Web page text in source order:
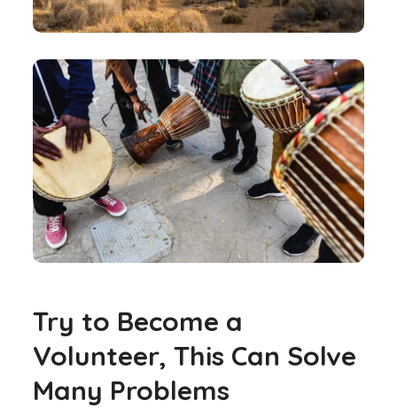
Try to Become a
Volunteer, This Can Solve
Many Problems